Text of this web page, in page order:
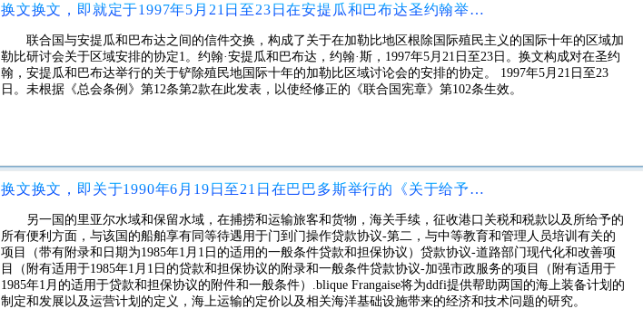
换文换文，即就定于1997年5月21日至23日在安提瓜和巴布达圣约翰举行的关于铲除殖民地国际十年的加勒比区域讨论会的安排达成协议
联合国与安提瓜和巴布达之间的信件交换，构成了关于在加勒比地区根除国际殖民主义的国际十年的区域加
勒比研讨会关于区域安排的协定1。约翰·安提瓜和巴布达，约翰·斯，1997年5月21日至23日。换文构成对在圣约
翰，安提瓜和巴布达举行的关于铲除殖民地国际十年的加勒比区域讨论会的安排的协定。 1997年5月21日至23
日。未根据《总会条例》第12条第2款在此发表，以使经修正的《联合国宪章》第102条生效。
换文换文，即关于1990年6月19日至21日在巴巴多斯举行的《关于给予殖民地国家和人民独立宣言》三十周年的加勒比区域讨论会的协定
另一国的里亚尔水域和保留水域，在捕捞和运输旅客和货物，海关手续，征收港口关税和税款以及所给予的
所有便利方面，与该国的船舶享有同等待遇用于门到门操作贷款协议-第二，与中等教育和管理人员培训有关的
项目（带有附录和日期为1985年1月1日的适用的一般条件贷款和担保协议）贷款协议-道路部门现代化和改善项
目（附有适用于1985年1月1日的贷款和担保协议的附录和一般条件贷款协议-加强市政服务的项目（附有适用于
1985年1月的适用于贷款和担保协议的附件和一般条件）.blique Frangaise将为ddfi提供帮助两国的海上装备计划的
制定和发展以及运营计划的定义，海上运输的定价以及相关海洋基础设施带来的经济和技术问题的研究。